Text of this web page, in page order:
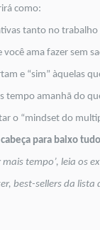
como:
tanto no
ama fazer sem
e “sim” àquelas
tempo amanhã do
o “mindset do
para baixo
tempo’, leia os
best-sellers da lista